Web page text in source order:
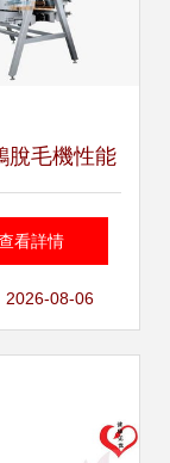
脫毛機性能
奧德食品機
機作用怎
看詳情
2026-08-06